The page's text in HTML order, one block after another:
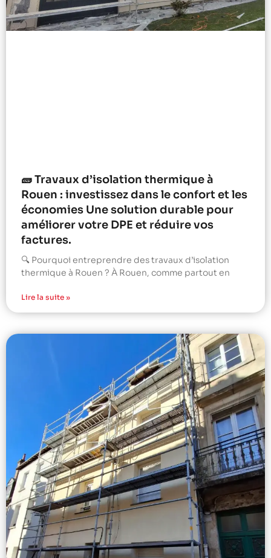
🧱 Travaux d’isolation thermique à
Rouen : investissez dans le confort et les
économies Une solution durable pour
améliorer votre DPE et réduire vos
factures.
🔍 Pourquoi entreprendre des travaux d’isolation
thermique à Rouen ? À Rouen, comme partout en
Lire la suite »